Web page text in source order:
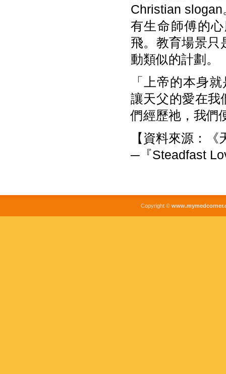
Christian
有生命師傅的
飛。教育場景只
動類似的計劃。
「上帝的本身
讓天父的愛在我
們經歷祂，我們
【資料來源：
─『Steadfast
Copyright ©